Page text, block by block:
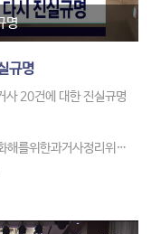
명
규명
사 20건에 대한 진실규명
해를위한과거사정리위원
건, 집단수용시설 관련